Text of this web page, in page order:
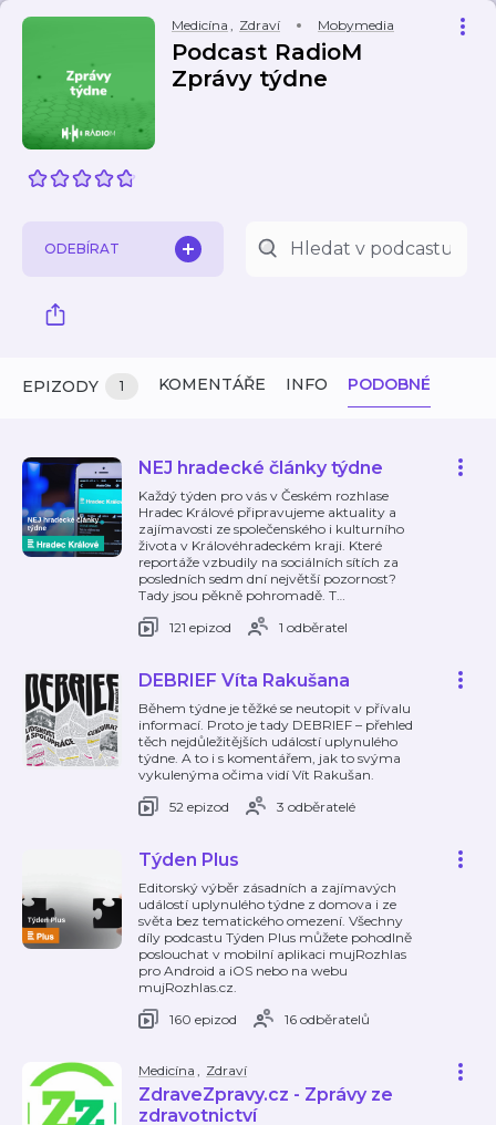
Medicína , Zdraví Mobymedia
Podcast RadioM
Zprávy týdne
ODEBÍRAT
EPIZODY 1 KOMENTÁŘE INFO PODOBNÉ
NEJ hradecké články týdne
Každý týden pro vás v Českém rozhlase
Hradec Králové připravujeme aktuality a
zajímavosti ze společenského i kulturního
života v Královéhradeckém kraji. Které
reportáže vzbudily na sociálních sítích za
posledních sedm dní největší pozornost?
Tady jsou pěkně pohromadě. T…
121 epizod
1 odběratel
DEBRIEF Víta Rakušana
Během týdne je těžké se neutopit v přívalu
informací. Proto je tady DEBRIEF – přehled
těch nejdůležitějších událostí uplynulého
týdne. A to i s komentářem, jak to svýma
vykulenýma očima vidí Vít Rakušan.
52 epizod
3 odběratelé
Týden Plus
Editorský výběr zásadních a zajímavých
událostí uplynulého týdne z domova i ze
světa bez tematického omezení. Všechny
díly podcastu Týden Plus můžete pohodlně
poslouchat v mobilní aplikaci mujRozhlas
pro Android a iOS nebo na webu
mujRozhlas.cz.
160 epizod
16 odběratelů
Medicína , Zdraví
ZdraveZpravy.cz - Zprávy ze
zdravotnictví